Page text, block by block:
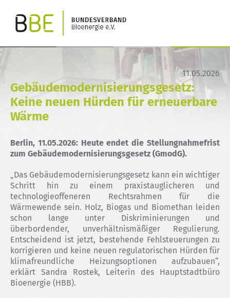
11.05.2026
Gebäudemodernisierungsgesetz:
Keine neuen Hürden für erneuerbare
Wärme
Berlin, 11.05.2026: Heute endet die Stellungnahmefrist
zum Gebäudemodernisierungsgesetz (GmodG).
„Das Gebäudemodernisierungsgesetz kann ein wichtiger
Schritt hin zu einem praxistauglicheren und
technologieoffeneren Rechtsrahmen für die
Wärmewende sein. Holz, Biogas und Biomethan leiden
schon lange unter Diskriminierungen und
überbordender, unverhältnismäßiger Regulierung.
Entscheidend ist jetzt, bestehende Fehlsteuerungen zu
korrigieren und keine neuen regulatorischen Hürden für
klimafreundliche Heizungsoptionen aufzubauen“,
erklärt Sandra Rostek, Leiterin des Hauptstadtbüro
Bioenergie (HBB).